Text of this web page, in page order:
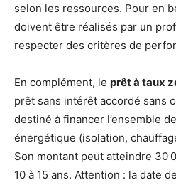
selon les ressources. Pour en
doivent être réalisés par un
respecter des critères de
En complément, le prêt à taux
prêt sans intérêt accordé sans
destiné à financer l’ensemble
énergétique (isolation,
Son montant peut atteindre 30
10 à 15 ans. Attention : la date